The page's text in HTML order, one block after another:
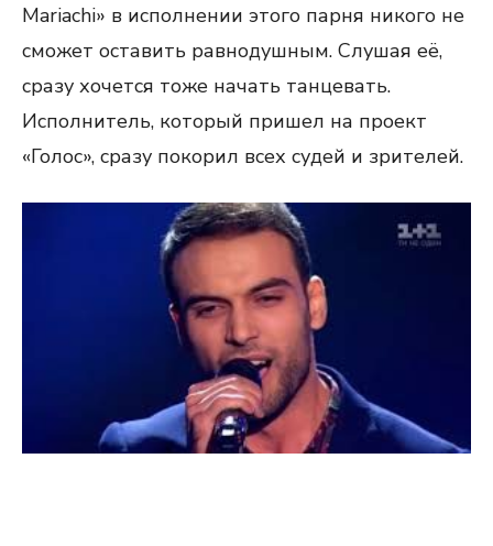
Mariachi» в исполнении этого парня никого не
сможет оставить равнодушным. Слушая её,
сразу хочется тоже начать танцевать.
Исполнитель, который пришел на проект
«Голос», сразу покорил всех судей и зрителей.